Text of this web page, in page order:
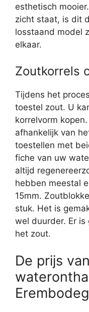
esthetisch
zicht staat, is dit
losstaand model
elkaar.
Zoutkorrels
Tijdens het
toestel zout. U
korrelvorm
afhankelijk van
toestellen met
fiche van uw
altijd
hebben meestal
15mm.
stuk. Het is
wel duurder. Er
het zout.
De prijs